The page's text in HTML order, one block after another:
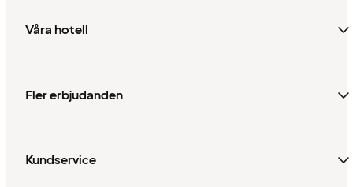
Våra hotell
Fler erbjudanden
Kundservice